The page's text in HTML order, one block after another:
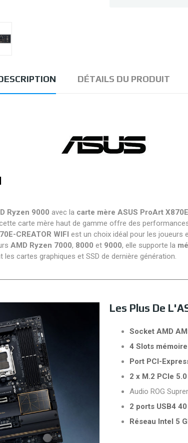
DÉTAILS DU PRODUIT
Ryzen 9000 avec la carte mère ASUS ProArt
carte mère haut de gamme offre des
CREATOR WIFI est un choix idéal pour les joueurs
AMD Ryzen 7000, 8000 et 9000, elle supporte la
cartes graphiques et SSD de dernière génération.
Les Plus De
Socket AMD
4 Slots
Port PCI-
2 x M.2 PCIe
Audio ROG
2 ports USB4
Réseau Intel 5